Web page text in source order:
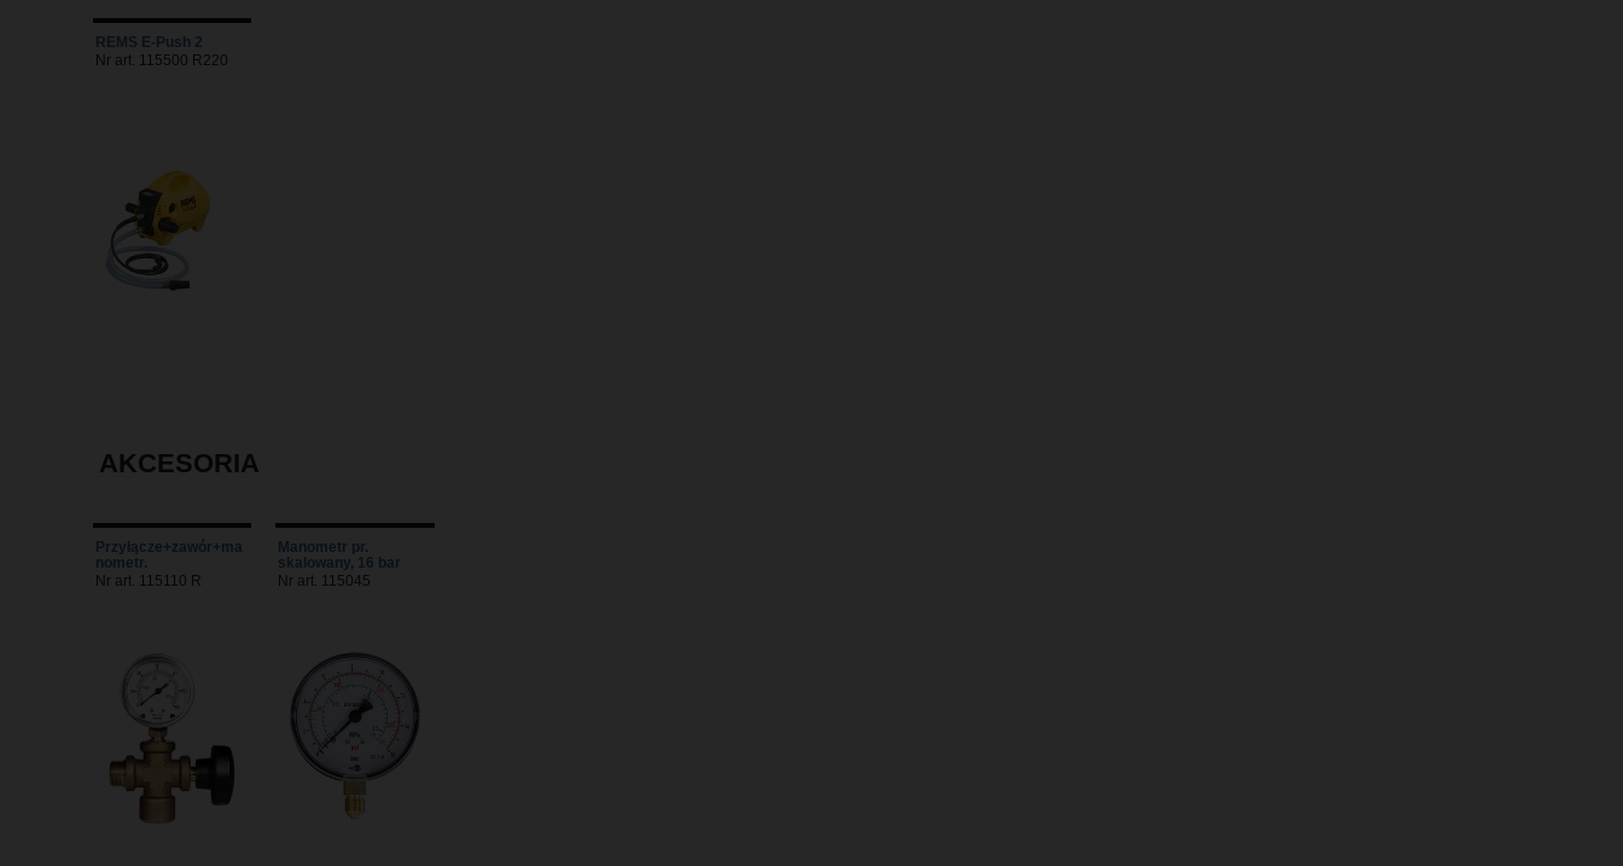
REMS E-Push 2
Nr art. 115500 R220
AKCESORIA
Przyłącze+zawór+ma
nometr.
Nr art. 115110 R
Manometr pr.
skalowany, 16 bar
Nr art. 115045